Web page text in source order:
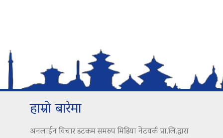
हाम्रो बारेमा
अनलाईन विचार डटकम समरुप मिडिया नेटवर्क प्रा.लि.द्वारा